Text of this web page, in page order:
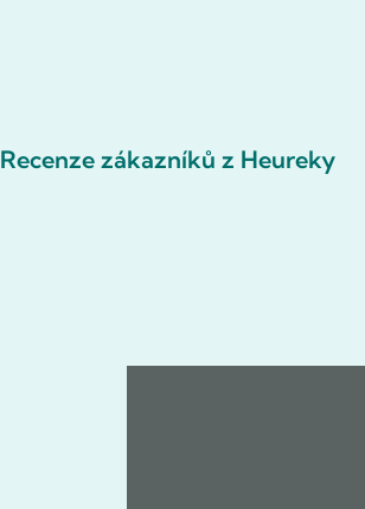
Recenze zákazníků z Heureky